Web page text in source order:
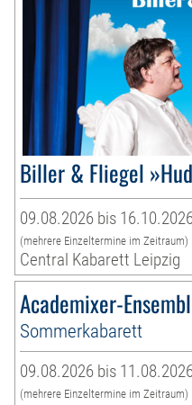
Biller & Fliegel
09.08.2026 bis
(mehrere Einzeltermine im Zeitraum)
Central Kabarett Leipzig
Academixer-
Sommerkabarett
09.08.2026 bis
(mehrere Einzeltermine im Zeitraum)